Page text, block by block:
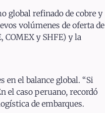
global refinado de cobre y
volúmenes de oferta de
y SHFE) y la
el balance global. “Si
el caso peruano, recordó
de embarques.